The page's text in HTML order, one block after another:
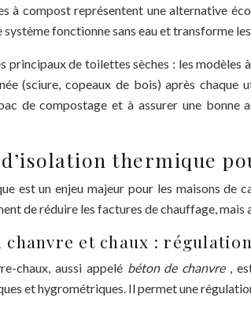
à compost représentent une alternative
fonctionne sans eau et transforme
principaux de toilettes sèches : les modèles
(sciure, copeaux de bois) après
de compostage et à assurer une bonne
thermique
est un enjeu majeur pour les maisons
de réduire les factures de chauffage,
chanvre et chaux :
chaux, aussi appelé béton de chanvre ,
et hygrométriques. Il permet une